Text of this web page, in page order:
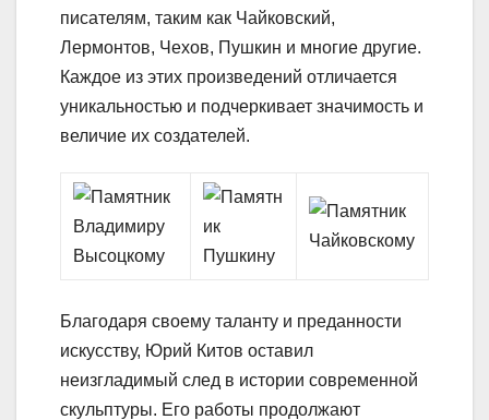
писателям, таким как Чайковский,
Лермонтов, Чехов, Пушкин и многие другие.
Каждое из этих произведений отличается
уникальностью и подчеркивает значимость и
величие их создателей.
Благодаря своему таланту и преданности
искусству, Юрий Китов оставил
неизгладимый след в истории современной
скульптуры. Его работы продолжают